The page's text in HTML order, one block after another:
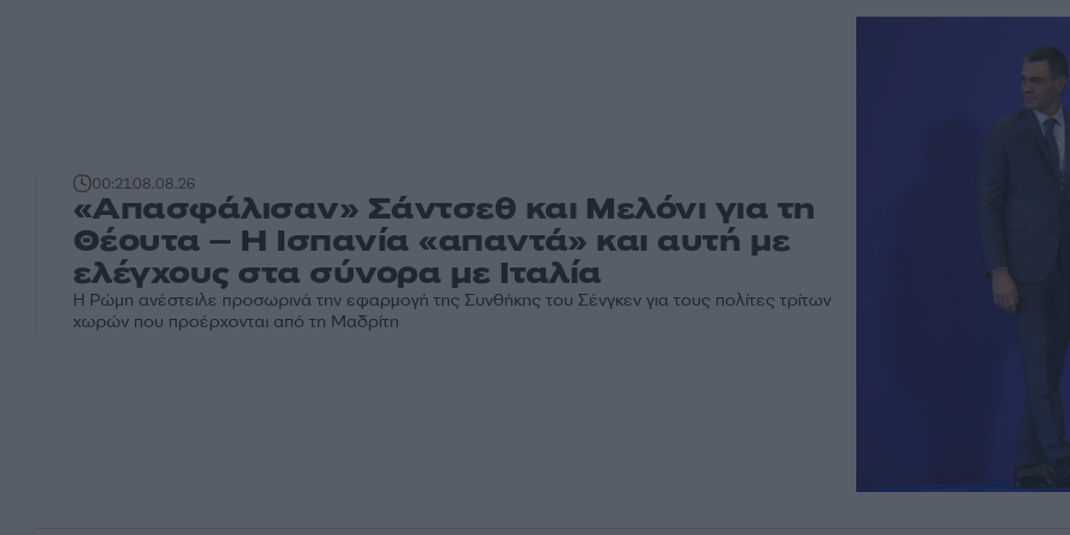
00:2108.08.26
«Απασφάλισαν» Σάντσεθ και Μελόνι για τη
Θέουτα – Η Ισπανία «απαντά» και αυτή με
ελέγχους στα σύνορα με Ιταλία
Η Ρώμη ανέστειλε προσωρινά την εφαρμογή της Συνθήκης του Σένγκεν για τους πολίτες τρίτων
χωρών που προέρχονται από τη Μαδρίτη